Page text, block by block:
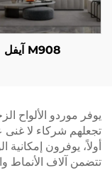
M908 آيفل
يوفر موردو الألواح
تجعلهم شركاء لا غنى
أولاً، يوفرون
تتضمن آلاف الأنماط